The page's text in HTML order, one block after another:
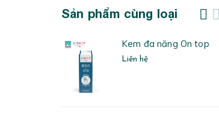
Sản phẩm cùng loại
Kem đa năng On top
Liên hệ